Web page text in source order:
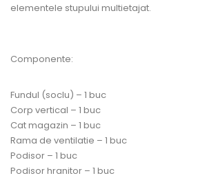
elementele stupului multietajat.
Componente:
Fundul (soclu) – 1 buc
Corp vertical – 1 buc
Cat magazin – 1 buc
Rama de ventilatie – 1 buc
Podisor – 1 buc
Podisor hranitor – 1 buc